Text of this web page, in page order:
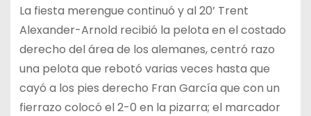
La fiesta merengue continuó y al 20’ Trent
Alexander-Arnold recibió la pelota en el costado
derecho del área de los alemanes, centró razo
una pelota que rebotó varias veces hasta que
cayó a los pies derecho Fran García que con un
fierrazo colocó el 2-0 en la pizarra; el marcador